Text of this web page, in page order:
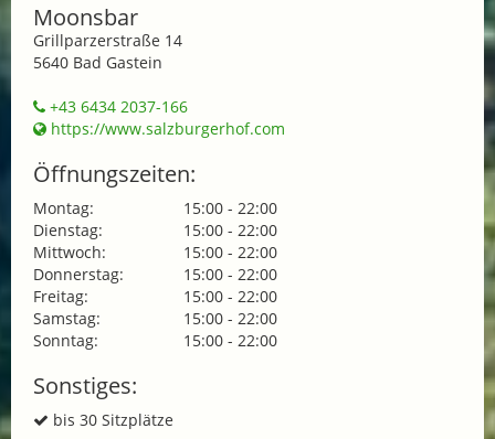
Moonsbar
Grillparzerstraße 14
5640 Bad Gastein
+43 6434 2037-166
https://www.salzburgerhof.com
Öffnungszeiten:
Montag:
15:00 - 22:00
Dienstag:
15:00 - 22:00
Mittwoch:
15:00 - 22:00
Donnerstag:
15:00 - 22:00
Freitag:
15:00 - 22:00
Samstag:
15:00 - 22:00
Sonntag:
15:00 - 22:00
Sonstiges:
bis 30 Sitzplätze